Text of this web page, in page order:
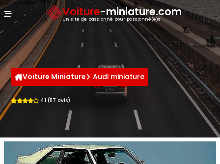
Voiture-miniature.com
Un site de passionné pour passionné(e)s
Voiture Miniature Audi miniature
4.1 (117 avis)
Panneau de gestion des cookies